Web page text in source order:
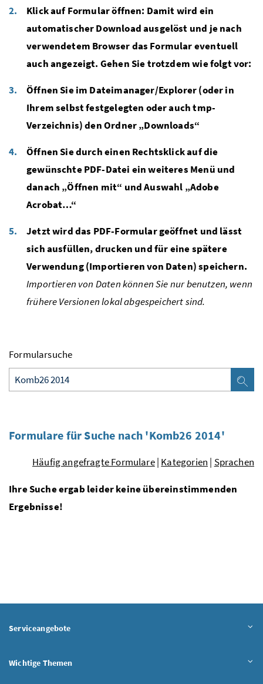
Klick auf Formular öffnen: Damit wird ein
automatischer Download ausgelöst und je nach
verwendetem Browser das Formular eventuell
auch angezeigt. Gehen Sie trotzdem wie folgt vor:
Öffnen Sie im Dateimanager/Explorer (oder in
Ihrem selbst festgelegten oder auch tmp-
Verzeichnis) den Ordner „Downloads“
Öffnen Sie durch einen Rechtsklick auf die
gewünschte PDF-Datei ein weiteres Menü und
danach „Öffnen mit“ und Auswahl „Adobe
Acrobat…“
Jetzt wird das PDF-Formular geöffnet und lässt
sich ausfüllen, drucken und für eine spätere
Verwendung (Importieren von Daten) speichern.
Importieren von Daten können Sie nur benutzen, wenn
frühere Versionen lokal abgespeichert sind.
Formularsuche
Formulare für Suche nach 'Komb26 2014'
Häufig angefragte Formulare| Kategorien | Sprachen
Ihre Suche ergab leider keine übereinstimmenden
Ergebnisse!
Serviceangebote
Wichtige Themen